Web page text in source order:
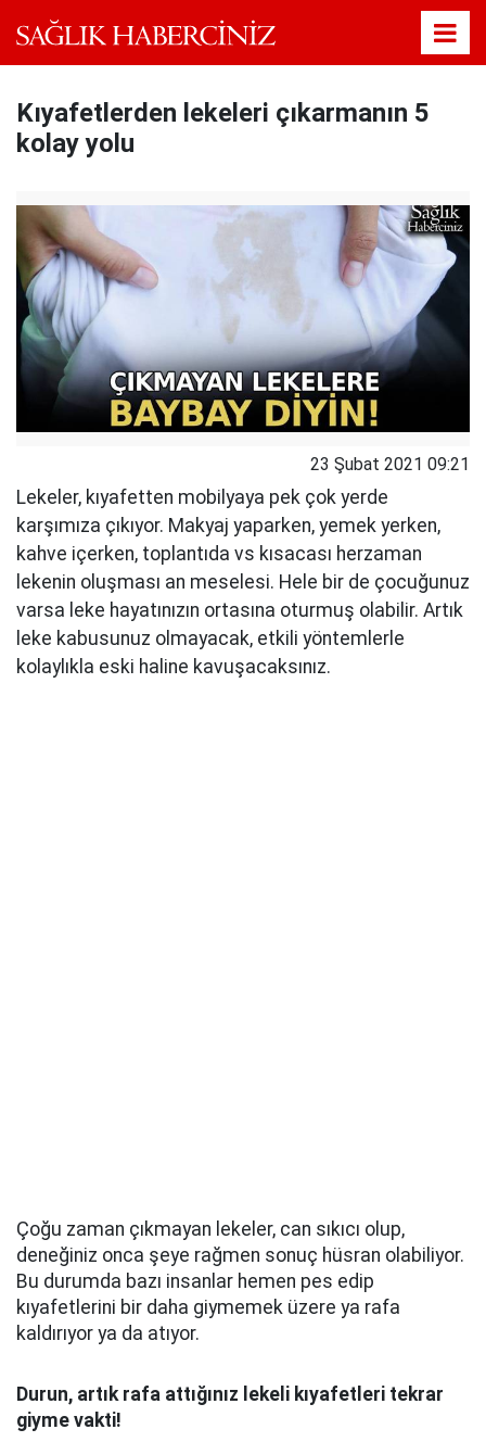
Kıyafetlerden lekeleri çıkarmanın 5
kolay yolu
23 Şubat 2021 09:21
Lekeler, kıyafetten mobilyaya pek çok yerde
karşımıza çıkıyor. Makyaj yaparken, yemek yerken,
kahve içerken, toplantıda vs kısacası herzaman
lekenin oluşması an meselesi. Hele bir de çocuğunuz
varsa leke hayatınızın ortasına oturmuş olabilir. Artık
leke kabusunuz olmayacak, etkili yöntemlerle
kolaylıkla eski haline kavuşacaksınız.
Çoğu zaman çıkmayan lekeler, can sıkıcı olup,
deneğiniz onca şeye rağmen sonuç hüsran olabiliyor.
Bu durumda bazı insanlar hemen pes edip
kıyafetlerini bir daha giymemek üzere ya rafa
kaldırıyor ya da atıyor.
Durun, artık rafa attığınız lekeli kıyafetleri tekrar
giyme vakti!